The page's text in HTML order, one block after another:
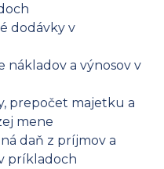
dodávky v
nákladov a výnosov v
prepočet majetku a
mene
daň z príjmov a
príkladoch